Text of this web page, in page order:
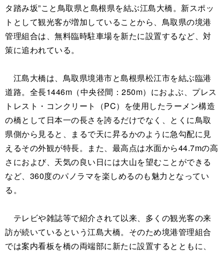
タ踏み坂”こと鳥取県と島根県を結ぶ江島大橋。新スポッ
トとして観光客が増加していることから、鳥取県の境港
管理組合は、無料臨時駐車場を新たに設置するなど、対
策に追われている。
江島大橋は、鳥取県境港市と島根県松江市を結ぶ臨港
道路。全長1446m（中央径間：250m）におよぶ、プレス
トレスト・コンクリート（PC）を使用したラーメン構造
の橋として日本一の長さを誇るだけでなく、とくに鳥取
県側から見ると、まるで天に昇るかのように急勾配に見
えるその外観が特長。また、最高点は水面から44.7mの高
さにおよび、天気の良い日には大山を望むことができる
など、360度のパノラマを楽しめるのも魅力となってい
る。
テレビや雑誌等で紹介されて以来、多くの観光客の来
訪が続いているという江島大橋。そのため境港管理組合
では案内看板を橋の両端部に新たに設置するとともに、